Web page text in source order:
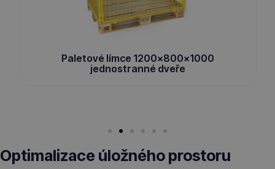
Paletové límce 1200x800x1000
jednostranné dveře
Optimalizace úložného prostoru